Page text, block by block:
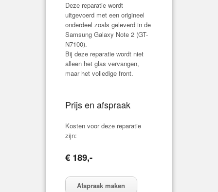
Deze reparatie wordt
uitgevoerd met een origineel
onderdeel zoals geleverd in de
Samsung Galaxy Note 2 (GT-
N7100).
Bij deze reparatie wordt niet
alleen het glas vervangen,
maar het volledige front.
Prijs en afspraak
Kosten voor deze reparatie
zijn:
€ 189,-
Afspraak maken